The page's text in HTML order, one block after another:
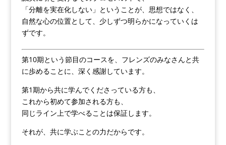
「分離を実在化しない」ということが、思想ではなく、
自然な心の位置として、少しずつ明らかになっていくは
ずです。
第10期という節目のコースを、フレンズのみなさんと共
に歩めることに、深く感謝しています。
第1期から共に学んでくださっている方も、
これから初めて参加される方も、
同じライン上で学べることは保証します。
それが、共に学ぶことの力だからです。